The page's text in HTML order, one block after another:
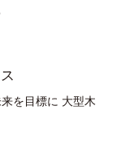
を目標に 大型木